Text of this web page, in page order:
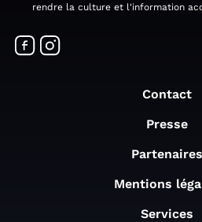
rendre la culture et l'information
Contact
Presse
Partenaires
Mentions
Services